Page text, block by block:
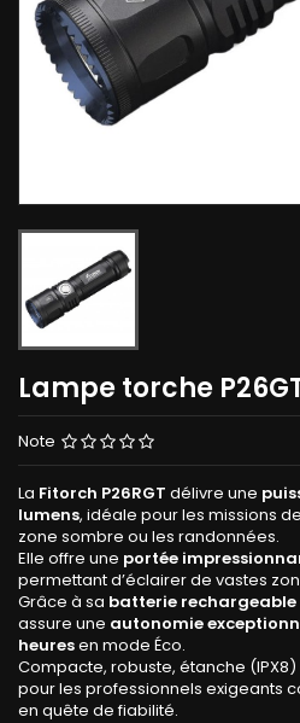
Lampe torche
Note
La Fitorch P26RGT délivre une
lumens, idéale pour les missions
zone sombre ou les randonnées.
Elle offre une portée
permettant d’éclairer de vastes
Grâce à sa batterie rechargeable
assure une autonomie
heuresen mode Éco.
Compacte, robuste, étanche
pour les professionnels exigeants
en quête de fiabilité.